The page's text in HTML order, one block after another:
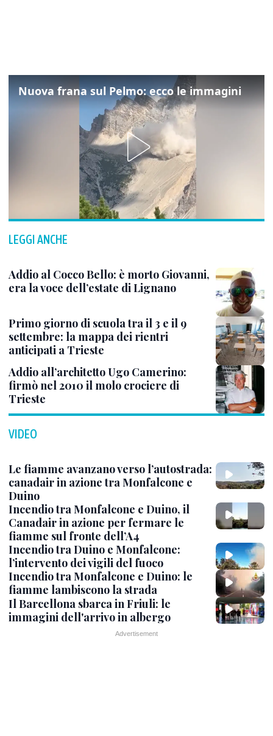
Nuova frana sul Pelmo: ecco le immagini
LEGGI ANCHE
Addio al Cocco Bello: è morto Giovanni,
era la voce dell’estate di Lignano
Primo giorno di scuola tra il 3 e il 9
settembre: la mappa dei rientri
anticipati a Trieste
Addio all’architetto Ugo Camerino:
firmò nel 2010 il molo crociere di
Trieste
VIDEO
Le fiamme avanzano verso l’autostrada:
canadair in azione tra Monfalcone e
Duino
Incendio tra Monfalcone e Duino, il
Canadair in azione per fermare le
fiamme sul fronte dell’A4
Incendio tra Duino e Monfalcone:
l’intervento dei vigili del fuoco
Incendio tra Monfalcone e Duino: le
fiamme lambiscono la strada
Il Barcellona sbarca in Friuli: le
immagini dell'arrivo in albergo